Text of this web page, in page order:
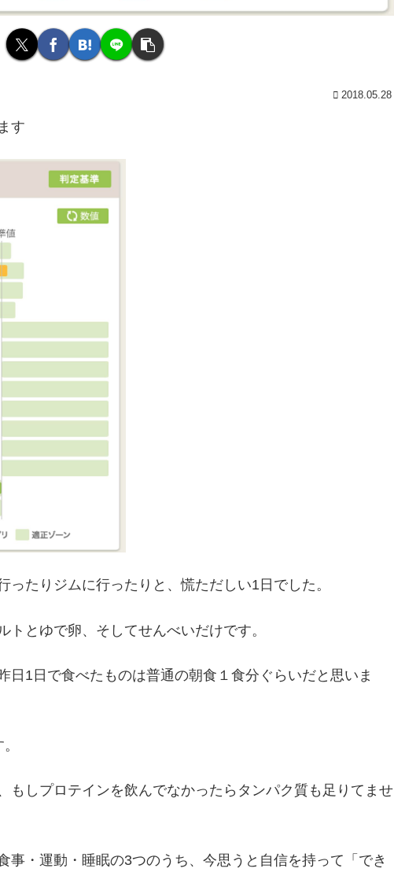
2018.05.28
す
たりジムに行ったりと、慌ただしい1日でした。
とゆで卵、そしてせんべいだけです。
日1日で食べたものは普通の朝食１食分ぐらいだと思いま
もしプロテインを飲んでなかったらタンパク質も足りてませ
事・運動・睡眠の3つのうち、今思うと自信を持って「でき